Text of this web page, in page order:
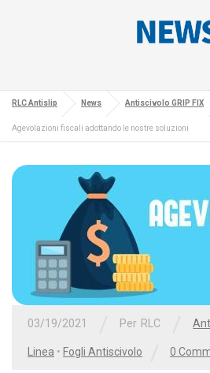
RLC Antislip News Antiscivolo GRIP FIX
Agevolazioni fiscali adottando le nostre soluzioni
03/19/2021 Per RLC
Linea • Fogli Antiscivolo 0